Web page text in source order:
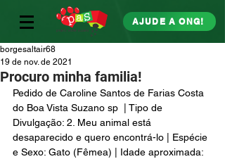
AJUDE A ONG!
Procuro minha familia!
borgesaltair68
19 de nov. de 2021
Pedido de Caroline Santos de Farias Costa
do Boa Vista Suzano sp  | Tipo de
Divulgação: 2. Meu animal está
desaparecido e quero encontrá-lo | Espécie
e Sexo: Gato (Fêmea) | Idade aproximada: